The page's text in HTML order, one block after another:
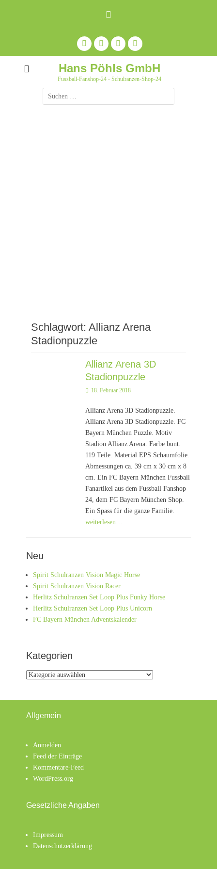
Facebook
Feed
Auf
Pinterest
pinnen
YouTube
Hans Pöhls GmbH
Fussball-Fanshop-24 - Schulranzen-Shop-24
Suche
nach:
Schlagwort: Allianz Arena
Stadionpuzzle
Allianz Arena 3D
Stadionpuzzle
Posted
18. Februar 2018
Allianz Arena 3D Stadionpuzzle.
Allianz Arena 3D Stadionpuzzle. FC
Bayern München Puzzle. Motiv
Stadion Allianz Arena. Farbe bunt.
119 Teile. Material EPS Schaumfolie.
Abmessungen ca. 39 cm x 30 cm x 8
cm. Ein FC Bayern München Fussball
Fanartikel aus dem Fussball Fanshop
24, dem FC Bayern München Shop.
Ein Spass für die ganze Familie.
weiterlesen…
Neu
Spirit Schulranzen Vision Magic Horse
Spirit Schulranzen Vision Racer
Herlitz Schulranzen Set Loop Plus Funky Horse
Herlitz Schulranzen Set Loop Plus Unicorn
FC Bayern München Adventskalender
Kategorien
Kategorien
Allgemein
Anmelden
Feed der Einträge
Kommentare-Feed
WordPress.org
Gesetzliche Angaben
Impressum
Datenschutzerklärung